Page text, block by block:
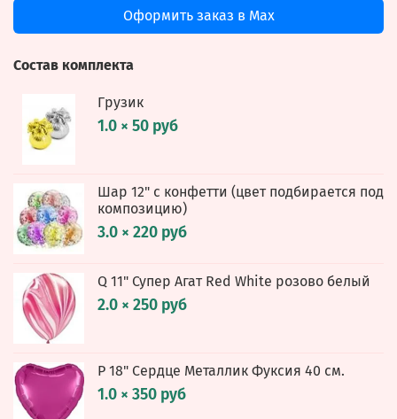
Оформить заказ в Max
Состав комплекта
Грузик
1.0 × 50 руб
Шар 12" с конфетти (цвет подбирается под
композицию)
3.0 × 220 руб
Q 11" Супер Агат Red White розово белый
2.0 × 250 руб
Р 18" Сердце Металлик Фуксия 40 см.
1.0 × 350 руб